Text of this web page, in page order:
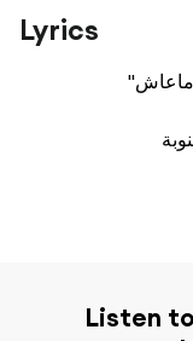
Lyrics
"وا شكون مزال فالدنيا باقي ماعاش
Listen